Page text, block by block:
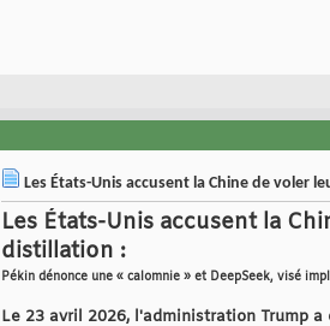
Les États-Unis accusent la Chine de voler
Les États-Unis accusent la
distillation :
Pékin dénonce une « calomnie » et DeepSeek, visé
Le 23 avril 2026, l'administration Trump